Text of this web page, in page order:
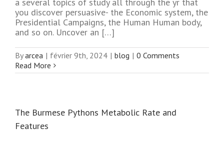
you discover persuasive- the Economic system, the
Presidential Campaigns, the Human Human body,
and so on. Uncover an […]
Byarcea | février 9th, 2024 | blog | 0 Comments
Read More
The Burmese Pythons Metabolic Rate and
Features